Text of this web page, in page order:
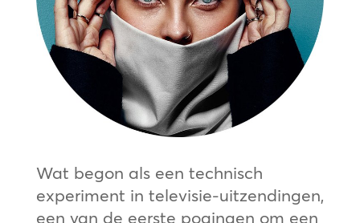
Wat begon als een technisch
experiment in televisie-uitzendingen,
een van de eerste pogingen om een